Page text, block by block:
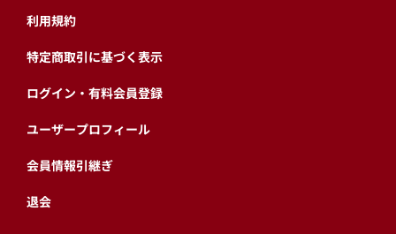
利用規約
特定商取引に基づく表示
ログイン・有料会員登録
ユーザープロフィール
会員情報引継ぎ
退会